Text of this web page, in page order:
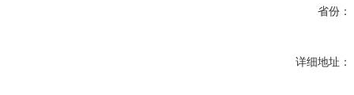
省份：
详细地址：